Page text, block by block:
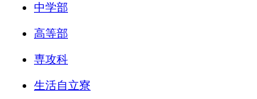
中学部
高等部
専攻科
生活自立寮